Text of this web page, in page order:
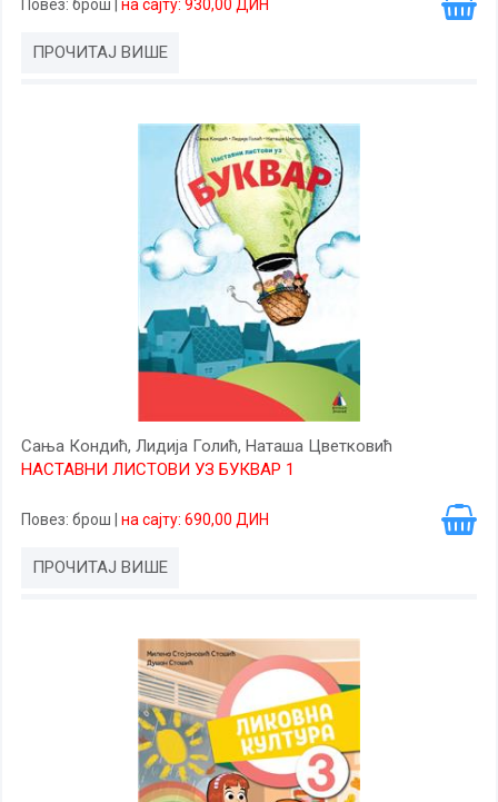
Повез: брош на сајту: 930,00 ДИН
ПРОЧИТАЈ ВИШЕ
Сања Кондић, Лидија Голић, Наташа Цветковић
НАСТАВНИ ЛИСТОВИ УЗ БУКВАР 1
Повез: брош на сајту: 690,00 ДИН
ПРОЧИТАЈ ВИШЕ